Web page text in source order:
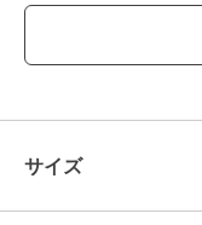
はもちろん、ペットを
単4アルカリ乾電池2本
ット】思わず触れたくな
しい家族に！
【素材】
サイズ